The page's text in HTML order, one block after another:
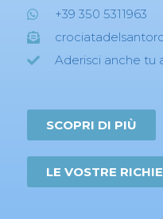
+39 350 5311963
Aderisci anche tu
SCOPRI DI PIÙ
LE VOSTRE